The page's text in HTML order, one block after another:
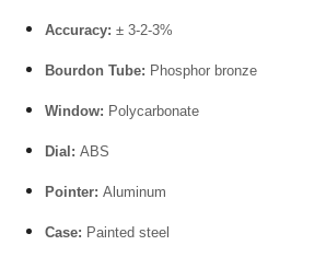
Accuracy: ± 3-2-3%
Bourdon Tube: Phosphor bronze
Window: Polycarbonate
Dial: ABS
Pointer: Aluminum
Case: Painted steel